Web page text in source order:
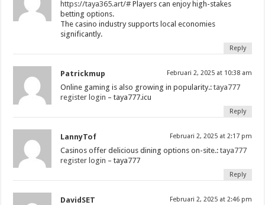
https://taya365.art/# Players can enjoy high-stakes
betting options.
The casino industry supports local economies
significantly.
Reply
Patrickmup Februari 2, 2025 at 10:38 am
Online gaming is also growing in popularity.:taya777
register login – taya777.icu
Reply
LannyTof Februari 2, 2025 at 2:17 pm
Casinos offer delicious dining options on-site.:taya777
register login – taya777
Reply
DavidSET Februari 2, 2025 at 2:46 pm